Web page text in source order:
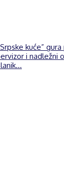
kuće”
i nadležni